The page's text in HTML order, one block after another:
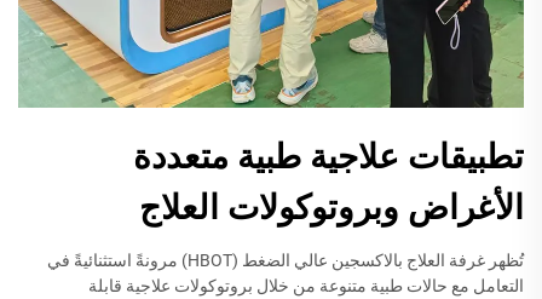
تطبيقات علاجية طبية متعددة
الأغراض وبروتوكولات العلاج
تُظهر غرفة العلاج بالاكسجين عالي الضغط (HBOT) مرونةً استثنائيةً في
التعامل مع حالات طبية متنوعة من خلال بروتوكولات علاجية قابلة